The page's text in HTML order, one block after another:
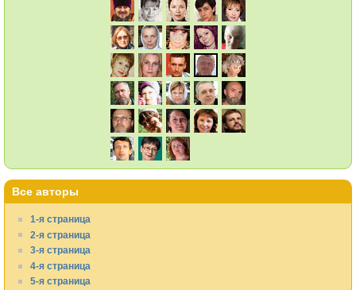
Все авторы
1-я страница
2-я страница
3-я страница
4-я страница
5-я страница